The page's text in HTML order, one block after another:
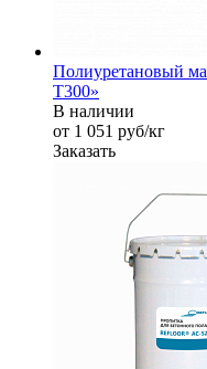
Полиуретановый
T300»
В наличии
от 1 051 руб/кг
Заказать